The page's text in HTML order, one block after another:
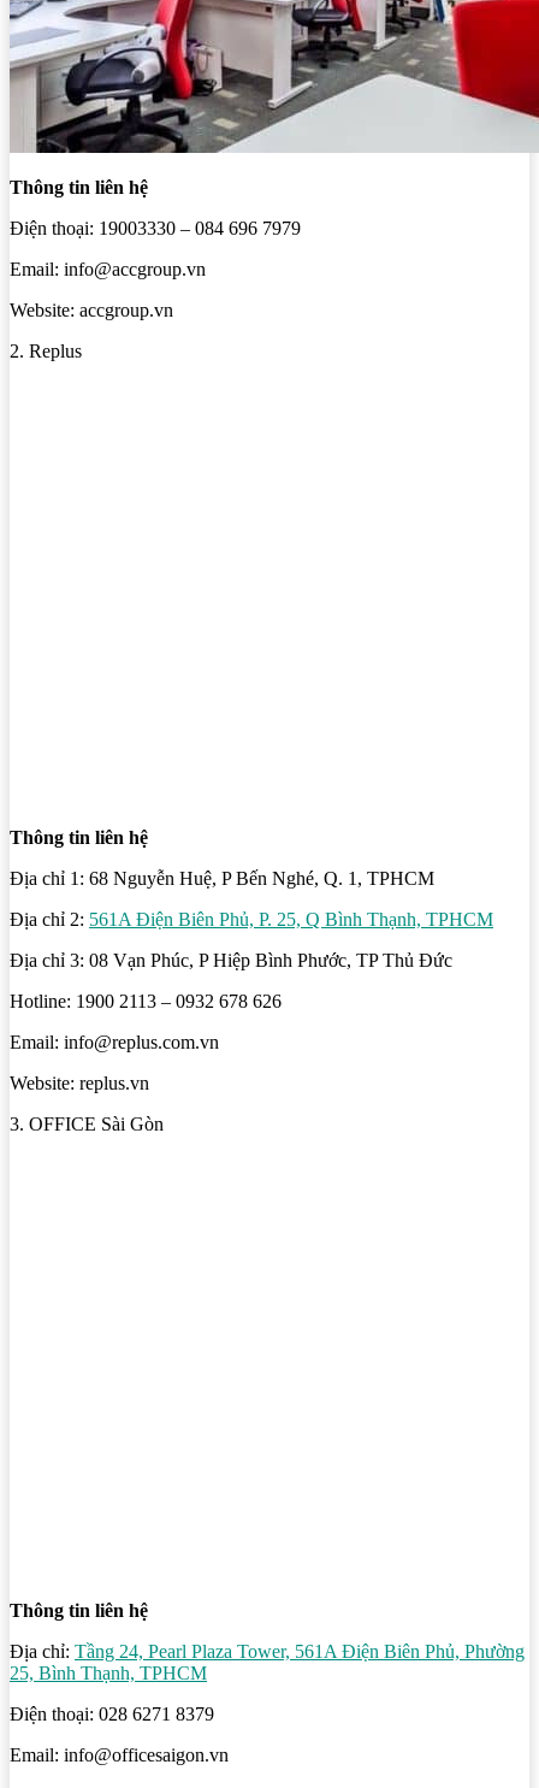
Thông tin liên hệ
Điện thoại: 19003330 – 084 696 7979
Email: info@accgroup.vn
Website: accgroup.vn
2. Replus
Thông tin liên hệ
Địa chỉ 1: 68 Nguyễn Huệ, P Bến Nghé, Q. 1, TPHCM
Địa chỉ 2: 561A Điện Biên Phủ, P. 25, Q Bình Thạnh, TPHCM
Địa chỉ 3: 08 Vạn Phúc, P Hiệp Bình Phước, TP Thủ Đức
Hotline: 1900 2113 – 0932 678 626
Email: info@replus.com.vn
Website: replus.vn
3. OFFICE Sài Gòn
Thông tin liên hệ
Địa chỉ: Tầng 24, Pearl Plaza Tower, 561A Điện Biên Phủ, Phường
25, Bình Thạnh, TPHCM
Điện thoại: 028 6271 8379
Email: info@officesaigon.vn